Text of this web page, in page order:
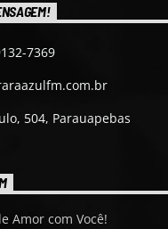
7369
504, Parauapebas
Amor com Você!